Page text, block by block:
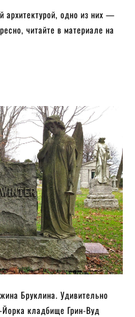
архитектурой, одно из них —
читайте в материале на
Бруклина. Удивительно
кладбище Грин-Вуд